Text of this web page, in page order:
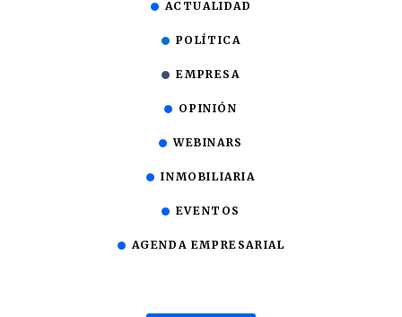
ACTUALIDAD
POLÍTICA
EMPRESA
OPINIÓN
WEBINARS
INMOBILIARIA
EVENTOS
AGENDA EMPRESARIAL